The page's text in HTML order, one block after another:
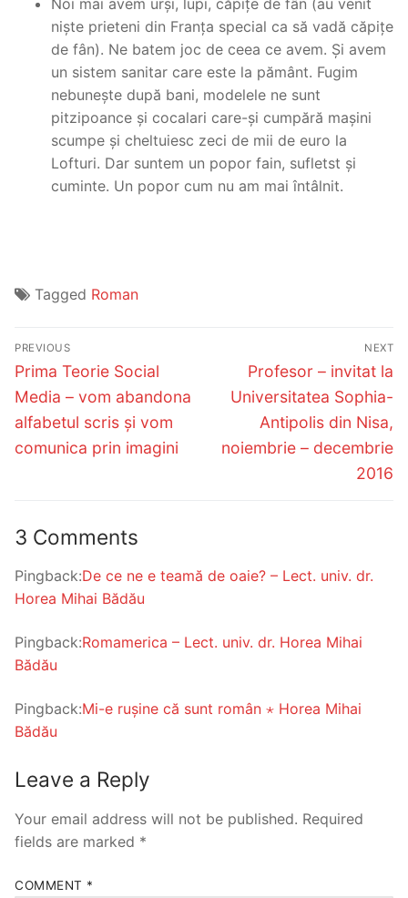
niște prieteni din Franța special ca să vadă căpițe
de fân). Ne batem joc de ceea ce avem. Și avem
un sistem sanitar care este la pământ. Fugim
nebunește după bani, modelele ne sunt
pitzipoance și cocalari care-și cumpără mașini
scumpe și cheltuiesc zeci de mii de euro la
Lofturi. Dar suntem un popor fain, sufletst și
cuminte. Un popor cum nu am mai întâlnit.
Tagged Roman
Post
navigation
PREVIOUS
Previous
post:
Prima Teorie Social
Media – vom abandona
alfabetul scris și vom
comunica prin imagini
NEXT
Next
post:
Profesor – invitat la
Universitatea Sophia-
Antipolis din Nisa,
noiembrie – decembrie
2016
3 Comments
Pingback:De ce ne e teamă de oaie? – Lect. univ. dr.
Horea Mihai Bădău
Pingback:Romamerica – Lect. univ. dr. Horea Mihai
Bădău
Pingback:Mi-e rușine că sunt român ⋆ Horea Mihai
Bădău
Leave a Reply
Your email address will not be published. Required
fields are marked *
COMMENT *